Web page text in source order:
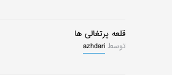
قلعه پرتغالی ها
توسطazhdari